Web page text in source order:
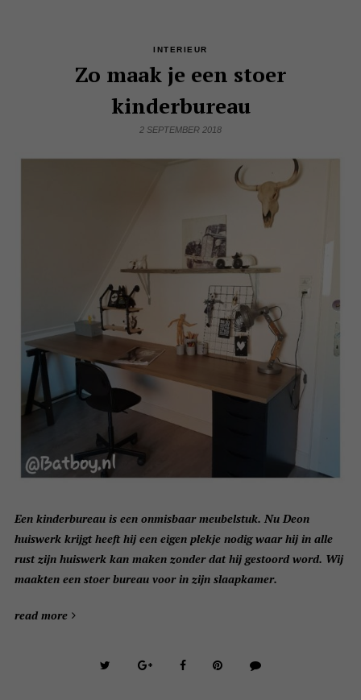
INTERIEUR
Zo maak je een stoer
kinderbureau
2 SEPTEMBER 2018
Een kinderbureau is een onmisbaar meubelstuk. Nu Deon
huiswerk krijgt heeft hij een eigen plekje nodig waar hij in alle
rust zijn huiswerk kan maken zonder dat hij gestoord word. Wij
maakten een stoer bureau voor in zijn slaapkamer.
read more